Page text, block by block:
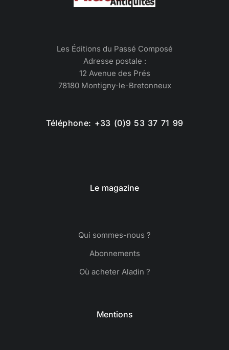
Les Éditions du Passé Composé
Adresse postale :
12 Avenue des Prés
78180 Montigny-le-Bretonneux
Téléphone: +33 (0)9 53 37 71 99
Le magazine
Qui sommes-nous ?
Abonnements
Où acheter Aladin ?
Mentions